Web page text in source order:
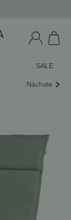
SALE
Nächste